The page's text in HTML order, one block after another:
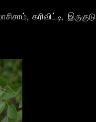
கரிவிட்டி, இருகுடு